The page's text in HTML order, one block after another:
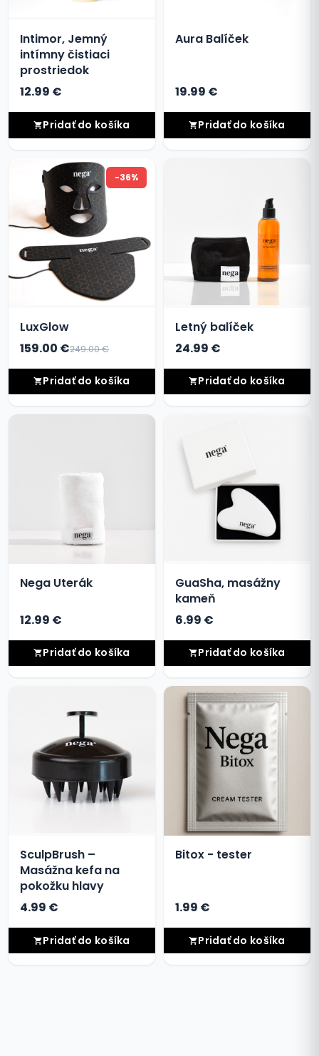
Intimor, Jemný
intímny čistiaci
prostriedok
12.99 €
Pridať do košíka
Aura Balíček
19.99 €
Pridať do košíka
-36%
LuxGlow
159.00 €249.00 €
Pridať do košíka
Letný balíček
24.99 €
Pridať do košíka
Nega Uterák
12.99 €
Pridať do košíka
GuaSha, masážny
kameň
6.99 €
Pridať do košíka
SculpBrush –
Masážna kefa na
pokožku hlavy
4.99 €
Pridať do košíka
Bitox - tester
1.99 €
Pridať do košíka